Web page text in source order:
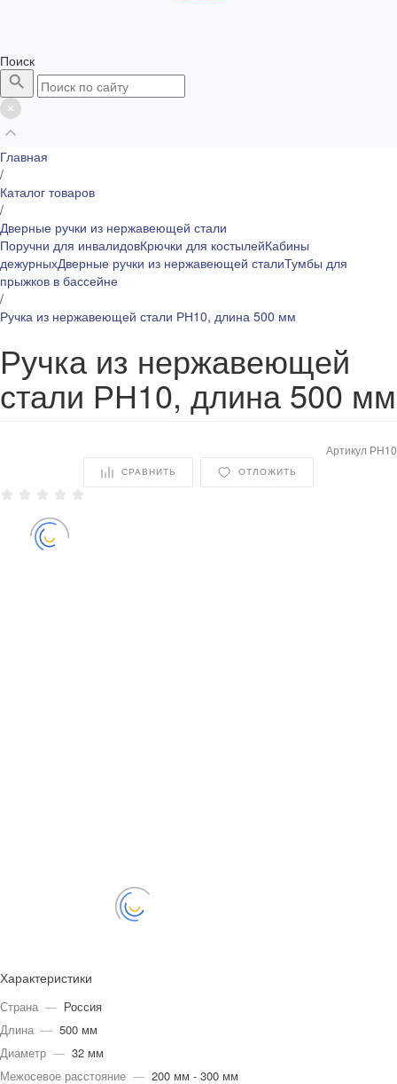
Поиск
Главная
/
Каталог товаров
/
Дверные ручки из нержавеющей стали
Поручни для инвалидовКрючки для костылейКабины
дежурныхДверные ручки из нержавеющей сталиТумбы для
прыжков в бассейне
/
Ручка из нержавеющей стали РН10, длина 500 мм
Ручка из нержавеющей
стали РН10, длина 500 мм
Артикул РН10
СРАВНИТЬ ОТЛОЖИТЬ
Характеристики
Страна — Россия
Длина — 500 мм
Диаметр — 32 мм
Межосевое расстояние — 200 мм - 300 мм